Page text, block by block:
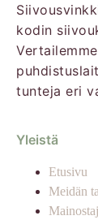
kodin
tunteja eri
Yleistä
Etusivu
Meidän